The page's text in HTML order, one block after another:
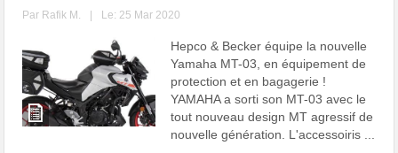
Par Rafik M. Le: 25 Mar 2020
Hepco & Becker équipe la nouvelle
Yamaha MT-03, en équipement de
protection et en bagagerie !
YAMAHA a sorti son MT-03 avec le
tout nouveau design MT agressif de
nouvelle génération. L'accessoiris ...